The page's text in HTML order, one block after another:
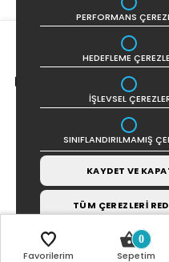
Favorilerim
0
Sepetim
PERFORMANS
HEDEFLEME
İŞLEVSEL
SINIFLANDIRILMAMIŞ
KAYDET VE
TÜM ÇEREZLERİ